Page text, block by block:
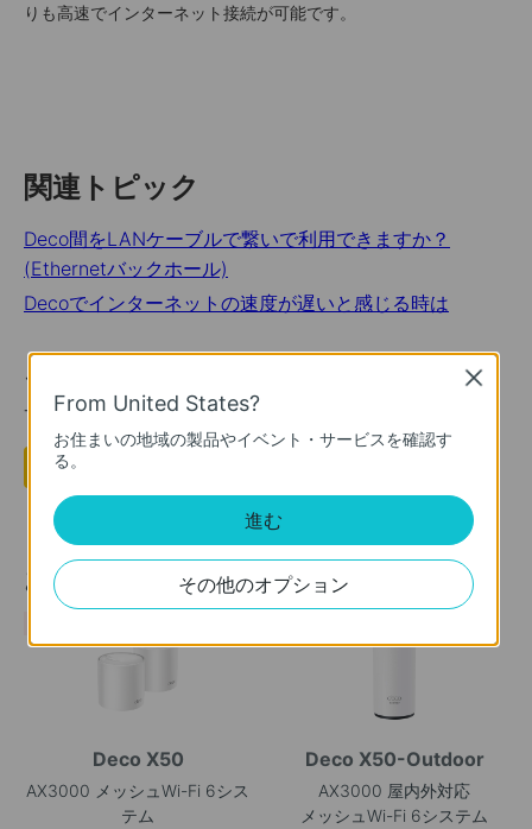
りも高速でインターネット接続が可能です。
関連トピック
Deco間をLANケーブルで繋いで利用できますか？
(Ethernetバックホール)
Decoでインターネットの速度が遅いと感じる時は
このFAQは役に立ちましたか？
サイトの利便性向上にご協力ください。
はい
おすすめ製品
Deco X50
AX3000 メッシュWi-Fi 6シス
テム
Deco X50-Outdoor
AX3000 屋内外対応
メッシュWi-Fi 6システム
From United States?
お住まいの地域の製品やイベント・サービスを確認す
る。
進む
その他のオプション
Close